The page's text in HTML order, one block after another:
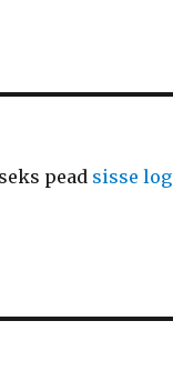
pead sisse